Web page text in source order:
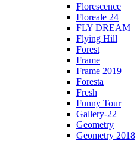
Florescence
Floreale 24
FLY DREAM
Flying Hill
Forest
Frame
Frame 2019
Foresta
Fresh
Funny Tour
Gallery-22
Geometry
Geometry 2018